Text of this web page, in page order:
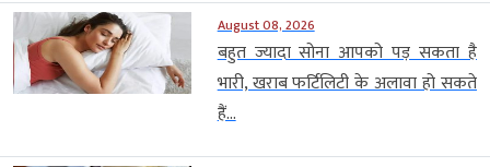
August 08, 2026
बहुत ज्यादा सोना आपको पड़ सकता है
भारी, खराब फर्टिलिटी के अलावा हो सकते
हैं...